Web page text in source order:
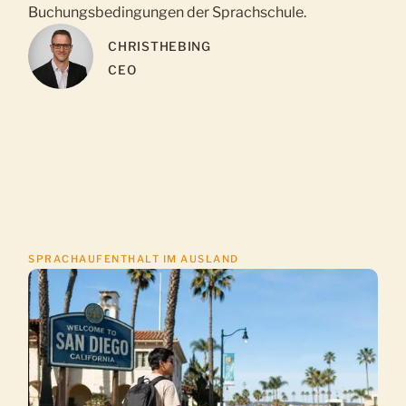
Buchungsbedingungen der Sprachschule.
CHRISTHEBING
CEO
SPRACHAUFENTHALT IM AUSLAND